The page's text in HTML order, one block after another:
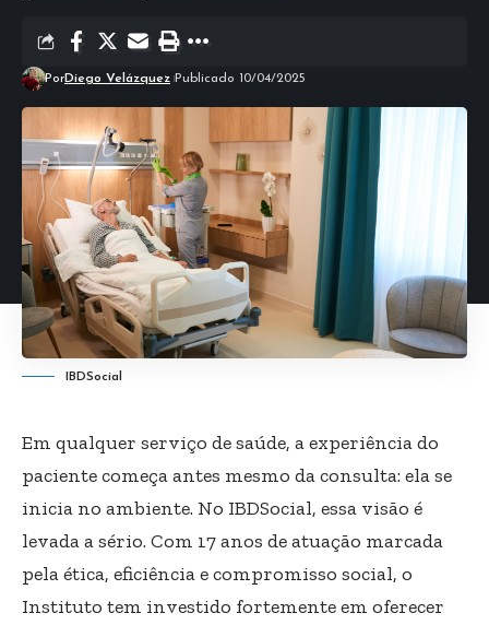
PorDiego Velázquez Publicado 10/04/2025
IBDSocial
Em qualquer serviço de saúde, a experiência do
paciente começa antes mesmo da consulta: ela se
inicia no ambiente. No IBDSocial, essa visão é
levada a sério. Com 17 anos de atuação marcada
pela ética, eficiência e compromisso social, o
Instituto tem investido fortemente em oferecer